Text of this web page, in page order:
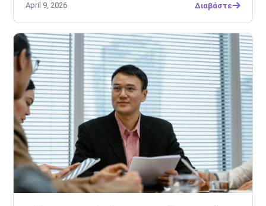
April 9, 2026 Διαβάστε